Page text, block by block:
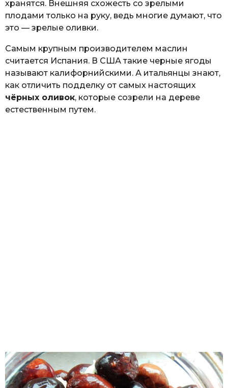
хранятся. Внешняя схожесть со зрелыми
плодами только на руку, ведь многие думают, что
это — зрелые оливки.
Самым крупным производителем маслин
считается Испания. В США такие черные ягоды
называют калифорнийскими. А итальянцы знают,
как отличить подделку от самых настоящих
чёрных оливок, которые созрели на дереве
естественным путем.